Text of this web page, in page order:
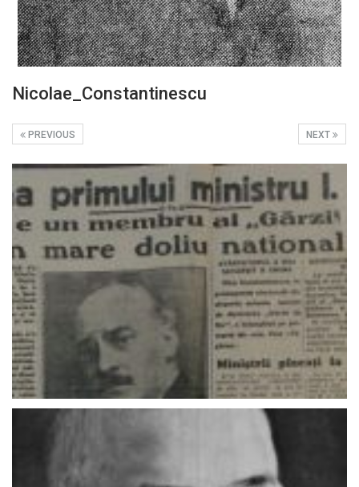
Nicolae_Constantinescu
NEXT
PREVIOUS